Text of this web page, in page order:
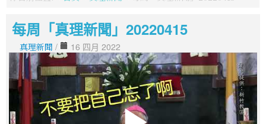
每周「真理新聞」20220415
真理新聞 / 16 四月 2022